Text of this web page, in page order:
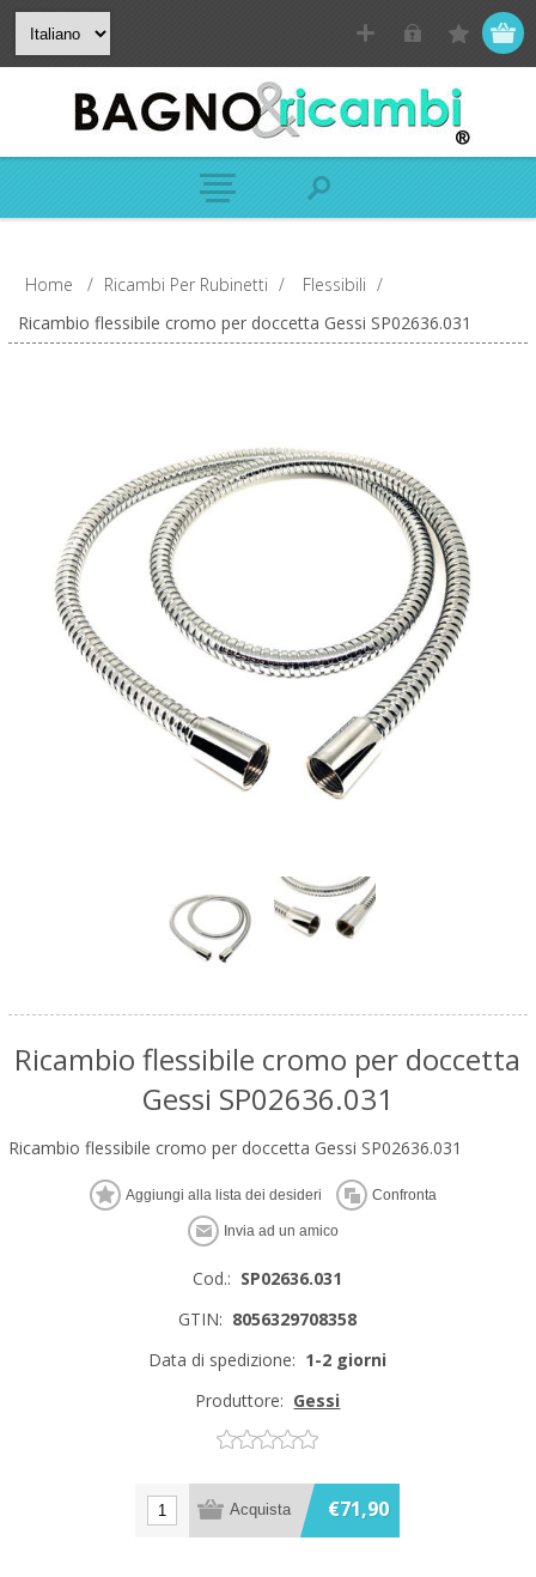
Home / Ricambi Per Rubinetti / Flessibili /
Ricambio flessibile cromo per doccetta Gessi SP02636.031
Ricambio flessibile cromo per doccetta
Gessi SP02636.031
Ricambio flessibile cromo per doccetta Gessi SP02636.031
Cod.: SP02636.031
GTIN: 8056329708358
Data di spedizione: 1-2 giorni
Produttore: Gessi
€71,90